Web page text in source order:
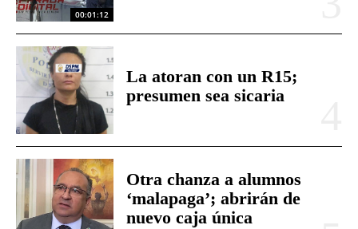
00:01:12
La atoran con un R15;
presumen sea sicaria
Otra chanza a alumnos
‘malapaga’; abrirán de
nuevo caja única